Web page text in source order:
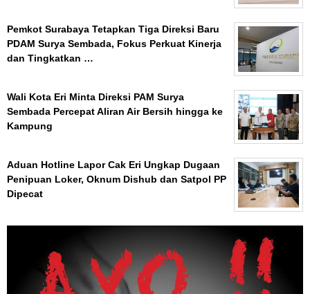
Pemkot Surabaya Tetapkan Tiga Direksi Baru
PDAM Surya Sembada, Fokus Perkuat Kinerja
dan Tingkatkan …
Wali Kota Eri Minta Direksi PAM Surya
Sembada Percepat Aliran Air Bersih hingga ke
Kampung
Aduan Hotline Lapor Cak Eri Ungkap Dugaan
Penipuan Loker, Oknum Dishub dan Satpol PP
Dipecat